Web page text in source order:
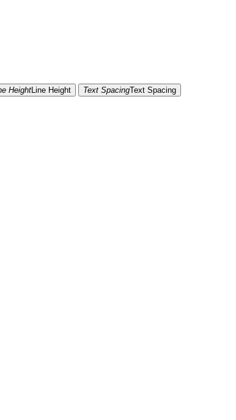
HeightLine Height Text SpacingText Spacing